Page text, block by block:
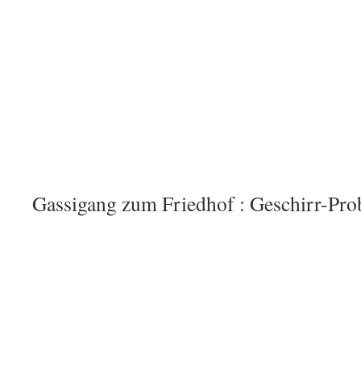
Gassigang zum Friedhof : Geschirr-